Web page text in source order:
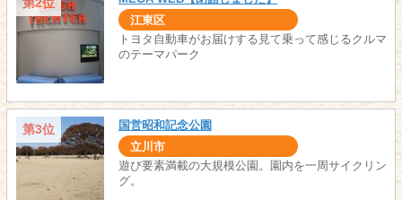
第2位
江東区
トヨタ自動車がお届けする見て乗って感じるクルマ
のテーマパーク
第3位 国営昭和記念公園
立川市
遊び要素満載の大規模公園。園内を一周サイクリン
グ。